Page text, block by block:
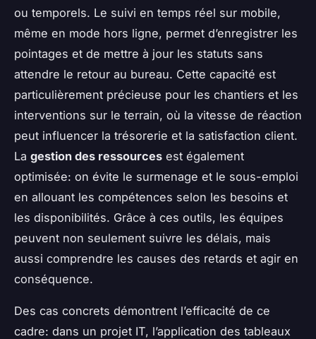
ou temporels. Le suivi en temps réel sur mobile,
même en mode hors ligne, permet d’enregistrer les
pointages et de mettre à jour les statuts sans
attendre le retour au bureau. Cette capacité est
particulièrement précieuse pour les chantiers et les
interventions sur le terrain, où la vitesse de réaction
peut influencer la trésorerie et la satisfaction client.
La gestion des ressources est également
optimisée: on évite le surmenage et le sous-emploi
en allouant les compétences selon les besoins et
les disponibilités. Grâce à ces outils, les équipes
peuvent non seulement suivre les délais, mais
aussi comprendre les causes des retards et agir en
conséquence.
Des cas concrets démontrent l’efficacité de ce
cadre: dans un projet IT, l’application des tableaux